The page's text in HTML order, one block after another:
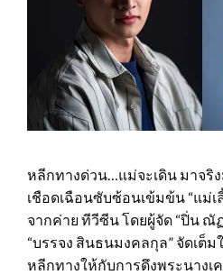
หลีกทางด่วน…แม่จะเดิน มาจริ
เชือดเฉือนซับซ้อนเข้มข้น “แม่เ
จากค่าย ทีวีซีน โดยผู้จัด “ปิ่น ณั
“บรรจง สินธนมงคลกุล” จัดเต็
หลีกทางให้กับการดึงพระนางเ